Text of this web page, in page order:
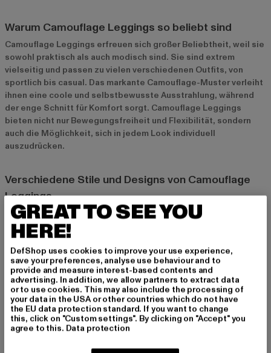
Warum Camouflage Leggings so beliebt sind
Camouflage Leggings erfreuen sich großer Beliebtheit, weil sie
sowohl praktisch als auch modisch sind. Sie sind extrem
vielseitig und passen zu vielen verschiedenen Outfits, von
sportlich bis casual. Das markante Camouflage-Muster verleiht
ihnen eine coole und selbstbewusste Ausstrahlung, während
der enge Schnitt für Komfort sorgt. Camouflage Leggings
bieten nicht nur Bewegungsfreiheit und Flexibilität, sondern
auch die Möglichkeit, sich in jedem Look individuell
auszudrücken.
Verschiedene Stile und Designs von Camouflage
Leggings
High-Waist, Low-Waist und andere Schnitte
Camouflage Leggings gibt es in verschiedenen Schnitten, die
jedem Geschmack und Körperbau gerecht werden. High-Waist-
Modelle sind besonders beliebt, da sie eine schmeichelhafte
Silhouette formen und gleichzeitig einen hohen Tragekomfort
bieten. Low-Waist-Leggings sind ideal für diejenigen, die es
etwas lockerer mögen. Egal für welchen Schnitt du dich
entscheidest, Camouflage Leggings sind immer ein Hingucker.
GREAT TO SEE YOU
HERE!
DefShop uses cookies to improve your use experience,
save your preferences, analyse use behaviour and to
provide and measure interest-based contents and
advertising. In addition, we allow partners to extract data
or to use cookies. This may also include the processing of
your data in the USA or other countries which do not have
the EU data protection standard. If you want to change
this, click on "Custom settings". By clicking on "Accept" you
agree to this. Data protection